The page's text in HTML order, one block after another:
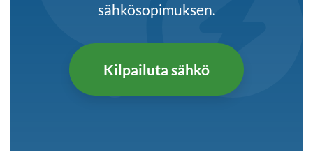
sähkösopimuksen.
Kilpailuta sähkö